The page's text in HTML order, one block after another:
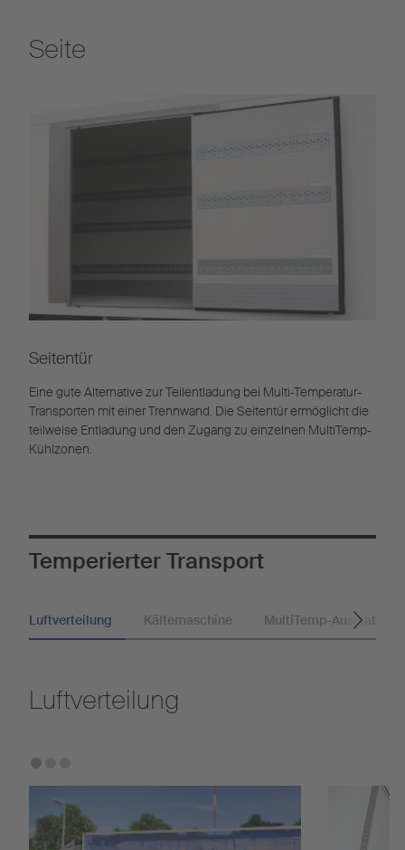
Seite
Seitentür
Eine gute Alternative zur Teilentladung bei Multi-Temperatur-
Transporten mit einer Trennwand. Die Seitentür ermöglicht die
teilweise Entladung und den Zugang zu einzelnen MultiTemp-
Kühlzonen.
Temperierter Transport
Luftverteilung Kältemaschine MultiTemp-Ausstattung
Luftverteilung